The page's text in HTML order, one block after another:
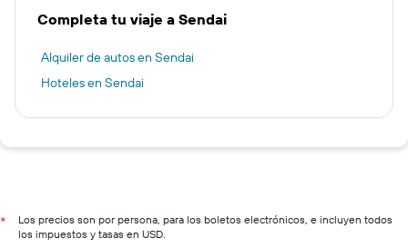
Completa tu viaje a Sendai
Alquiler de autos en Sendai
Hoteles en Sendai
*
Los precios son por persona, para los boletos electrónicos, e incluyen todos
los impuestos y tasas en USD.